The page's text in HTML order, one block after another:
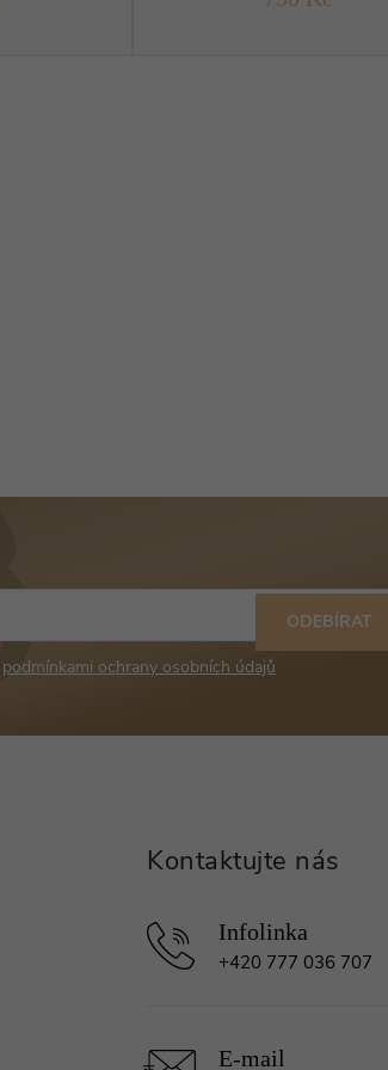
podmínkami ochrany osobních údajů
ODEBÍRAT
+420 777 036 707